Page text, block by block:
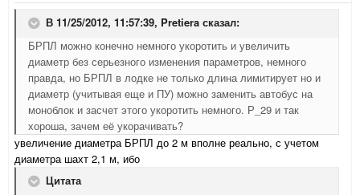
В 11/25/2012, 11:57:39, Pretiera сказал:
БРПЛ можно конечно немного укоротить и увеличить
диаметр без серьезного изменения параметров, немного
правда, но БРПЛ в лодке не только длина лимитирует но и
диаметр (учитывая еще и ПУ) можно заменить автобус на
моноблок и засчет этого укоротить немного. Р_29 и так
хороша, зачем её укорачивать?
увеличение диаметра БРПЛ до 2 м вполне реально, с учетом
диаметра шахт 2,1 м, ибо
Цитата